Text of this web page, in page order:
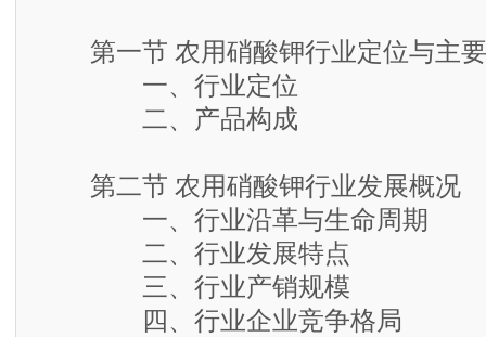
第一节 农用硝酸钾行业定位与主
一、行业定位
二、产品构成
第二节 农用硝酸钾行业发展概况
一、行业沿革与生命周期
二、行业发展特点
三、行业产销规模
四、行业企业竞争格局